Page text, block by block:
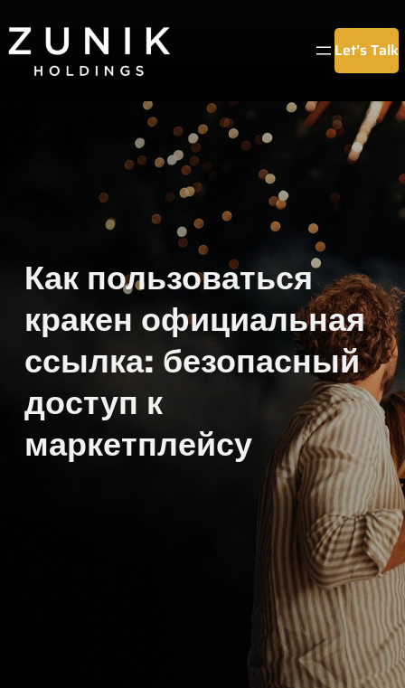
đến
phần
Let’s Talk
Как пользоваться
кракен официальная
ссылка: безопасный
доступ к
маркетплейсу